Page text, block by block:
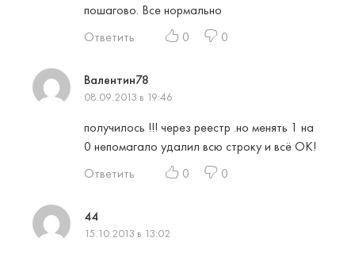
пошагово. Все нормально
Ответить
0 0
Валентин78
08.09.2013 в 19:46
получилось !!! через реестр .но менять 1 на
0 непомагало удалил всю строку и всё ОК!
Ответить
0 0
44
15.10.2013 в 13:02